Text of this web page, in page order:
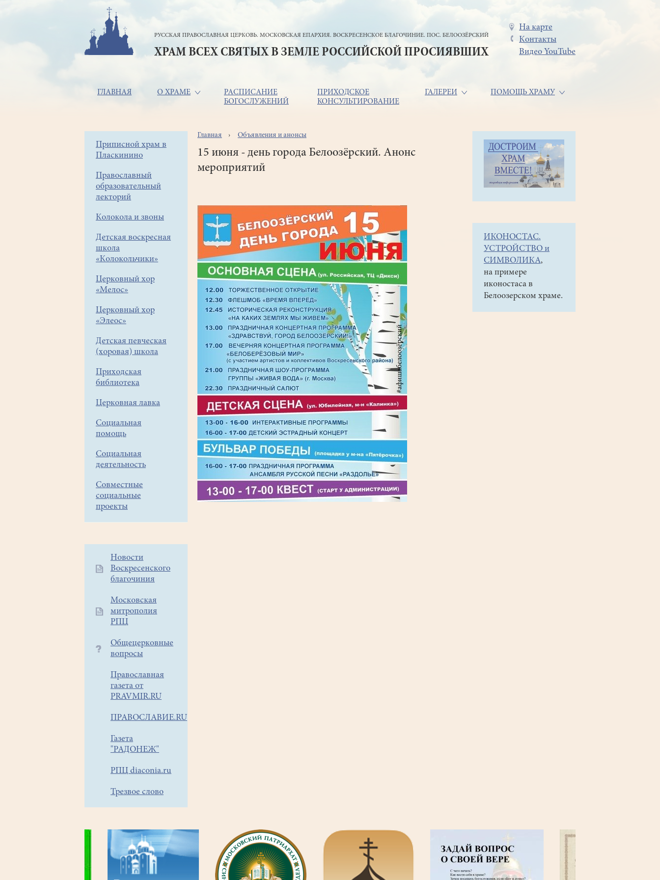
РУССКАЯ ПРАВОСЛАВНАЯ ЦЕРКОВЬ. МОСКОВСКАЯ ЕПАРХИЯ. ВОСКРЕСЕНСКОЕ БЛАГОЧИНИЕ. ПОС. БЕЛООЗЁРСКИЙ
ХРАМ ВСЕХ СВЯТЫХ В ЗЕМЛЕ РОССИЙСКОЙ ПРОСИЯВШИХ
Меню
в
На карте
Контакты
Видео YouTube
Основная
ГЛАВНАЯ О ХРАМЕ
РАСПИСАНИЕ
БОГОСЛУЖЕНИЙ
ПРИХОДСКОЕ
КОНСУЛЬТИРОВАНИЕ
ГАЛЕРЕИ ПОМОЩЬ ХРАМУ
Боковое
меню
Приписной храм в
Пласкинино
Православный
образовательный
лекторий
Колокола и звоны
Детская воскресная
школа
«Колокольчики»
Церковный хор
«Мелос»
Церковный хор
«Элеос»
Детская певческая
(хоровая) школа
Приходская
библиотека
Церковная лавка
Социальная
помощь
Социальная
деятельность
Совместные
социальные
проекты
Дополнительное
меню
Новости
Воскресенского
благочиния
Московская
митрополия
РПЦ
Общецерковные
вопросы
Православная
газета от
PRAVMIR.RU
ПРАВОСЛАВИЕ.RU
Газета
"РАДОНЕЖ"
РПЦ diaconia.ru
Трезвое слово
Строка
навигации
Главная Объявления и анонсы
15 июня - день города Белоозёрский. Анонс
мероприятий
ИКОНОСТАС.
УСТРОЙСТВО и
СИМВОЛИКА,
на примере
иконостаса в
Белоозерском храме.